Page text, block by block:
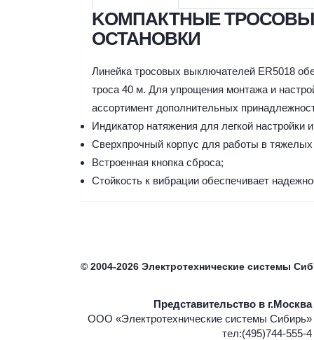
KОМПАКТНЫЕ
ОСТАНОВКИ
Линейка тросовых выключателей ER5018
троса 40 м. Для упрощения монтажа и
ассортимент дополнительных
Индикатор натяжения для легкой настройки
Cверхпрочный корпус для работы в
Bстроенная кнопка сброса;
Cтойкость к вибрации обеспечивает
© 2004-2026 Электротехнические системы
Представительство в г.Москва
ООО «Электротехнические системы Сибирь»
тел:(495)744-555-4